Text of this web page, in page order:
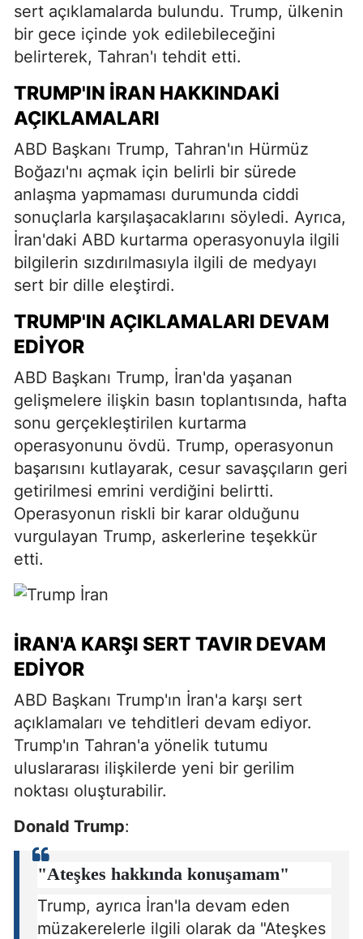
sert açıklamalarda bulundu. Trump, ülkenin
bir gece içinde yok edilebileceğini
belirterek, Tahran'ı tehdit etti.
TRUMP'IN İRAN HAKKINDAKI
AÇIKLAMALARI
ABD Başkanı Trump, Tahran'ın Hürmüz
Boğazı'nı açmak için belirli bir sürede
anlaşma yapmaması durumunda ciddi
sonuçlarla karşılaşacaklarını söyledi. Ayrıca,
İran'daki ABD kurtarma operasyonuyla ilgili
bilgilerin sızdırılmasıyla ilgili de medyayı
sert bir dille eleştirdi.
TRUMP'IN AÇIKLAMALARI DEVAM
EDIYOR
ABD Başkanı Trump, İran'da yaşanan
gelişmelere ilişkin basın toplantısında, hafta
sonu gerçekleştirilen kurtarma
operasyonunu övdü. Trump, operasyonun
başarısını kutlayarak, cesur savaşçıların geri
getirilmesi emrini verdiğini belirtti.
Operasyonun riskli bir karar olduğunu
vurgulayan Trump, askerlerine teşekkür
etti.
İRAN'A KARŞI SERT TAVIR DEVAM
EDIYOR
ABD Başkanı Trump'ın İran'a karşı sert
açıklamaları ve tehditleri devam ediyor.
Trump'ın Tahran'a yönelik tutumu
uluslararası ilişkilerde yeni bir gerilim
noktası oluşturabilir.
Donald Trump:
"Ateşkes hakkında konuşamam"
Trump, ayrıca İran'la devam eden
müzakerelerle ilgili olarak da "Ateşkes